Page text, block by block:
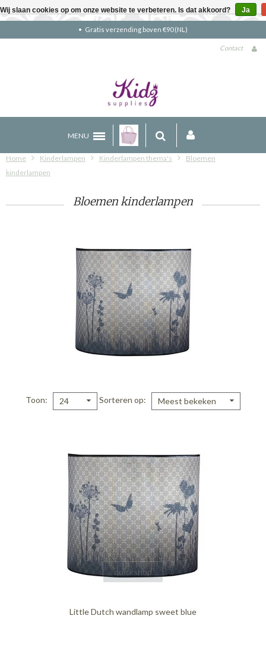
Gratis verzending boven €90 (NL)
Contact
MENU
Home Kinderlampen Kinderlampen thema's
Bloemen
kinderlampen
Bloemen kinderlampen
Toon 24 Sorteren op Meest bekeken
quickshop
Little Dutch wandlamp sweet blue
Wij slaan cookies op om onze website te verbeteren. Is dat akkoord? Ja